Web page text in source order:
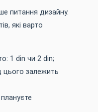
питання дизайну.
які варто
1 din чи 2 din;
цього залежить
плануєте